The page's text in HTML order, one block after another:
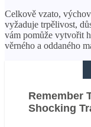
Celkově vzato,
vyžaduje trpělivost,
vám pomůže vytvořit
věrného a oddaného